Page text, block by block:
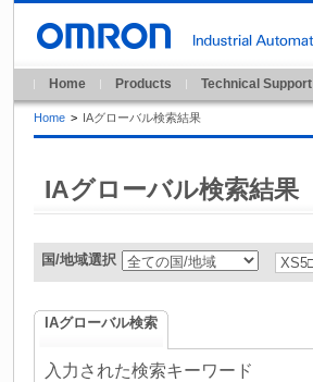
Home Products Technical Support
Home > IAグローバル検索結果
IAグローバル検索結果
国/地域選択
IAグローバル検索
入力された検索キーワード